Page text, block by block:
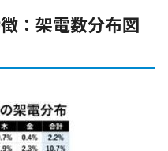
：架電数分布図